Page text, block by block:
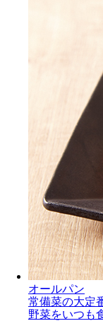
オールパン
常備菜の大定
野菜をいつも